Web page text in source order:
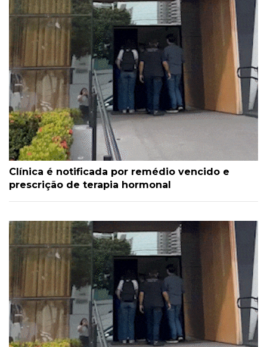
Clínica é notificada por remédio vencido e
prescrição de terapia hormonal